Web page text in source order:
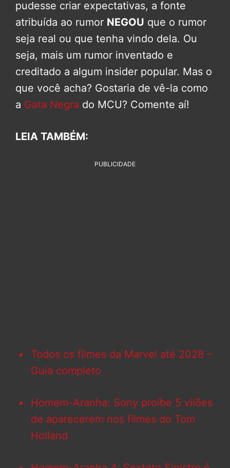
pudesse criar expectativas, a fonte
atribuída ao rumor NEGOU que o rumor
seja real ou que tenha vindo dela. Ou
seja, mais um rumor inventado e
creditado a algum insider popular. Mas o
que você acha? Gostaria de vê-la como
a Gata Negra do MCU? Comente aí!
LEIA TAMBÉM:
PUBLICIDADE
Todos os filmes da Marvel até 2028 –
Guia completo
Homem-Aranha: Sony proíbe 5 vilões
de aparecerem nos filmes do Tom
Holland